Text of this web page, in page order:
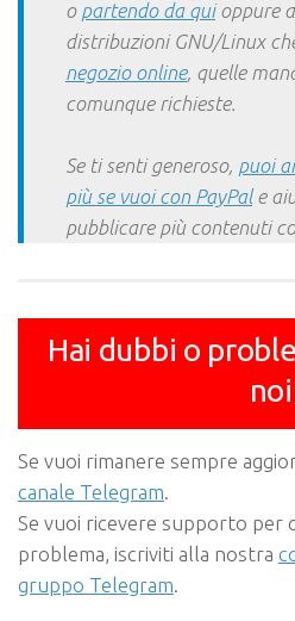
o partendo da quioppure
distribuzioni GNU/Linux
negozio online, quelle
comunque richieste.
Se ti senti generoso, puoi
più se vuoi con PayPale
pubblicare più contenuti
Hai dubbi o
Se vuoi rimanere sempre
canale Telegram.
Se vuoi ricevere supporto per
problema, iscriviti alla nostra
gruppo Telegram.